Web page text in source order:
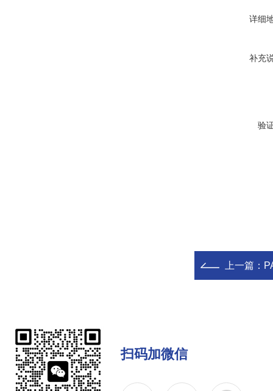
详细
补充
验
上一篇：
扫码加微信